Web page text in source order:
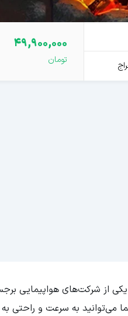
49,900,000
از شرکت‌های هواپیمایی
می‌توانید به سرعت و راحتی